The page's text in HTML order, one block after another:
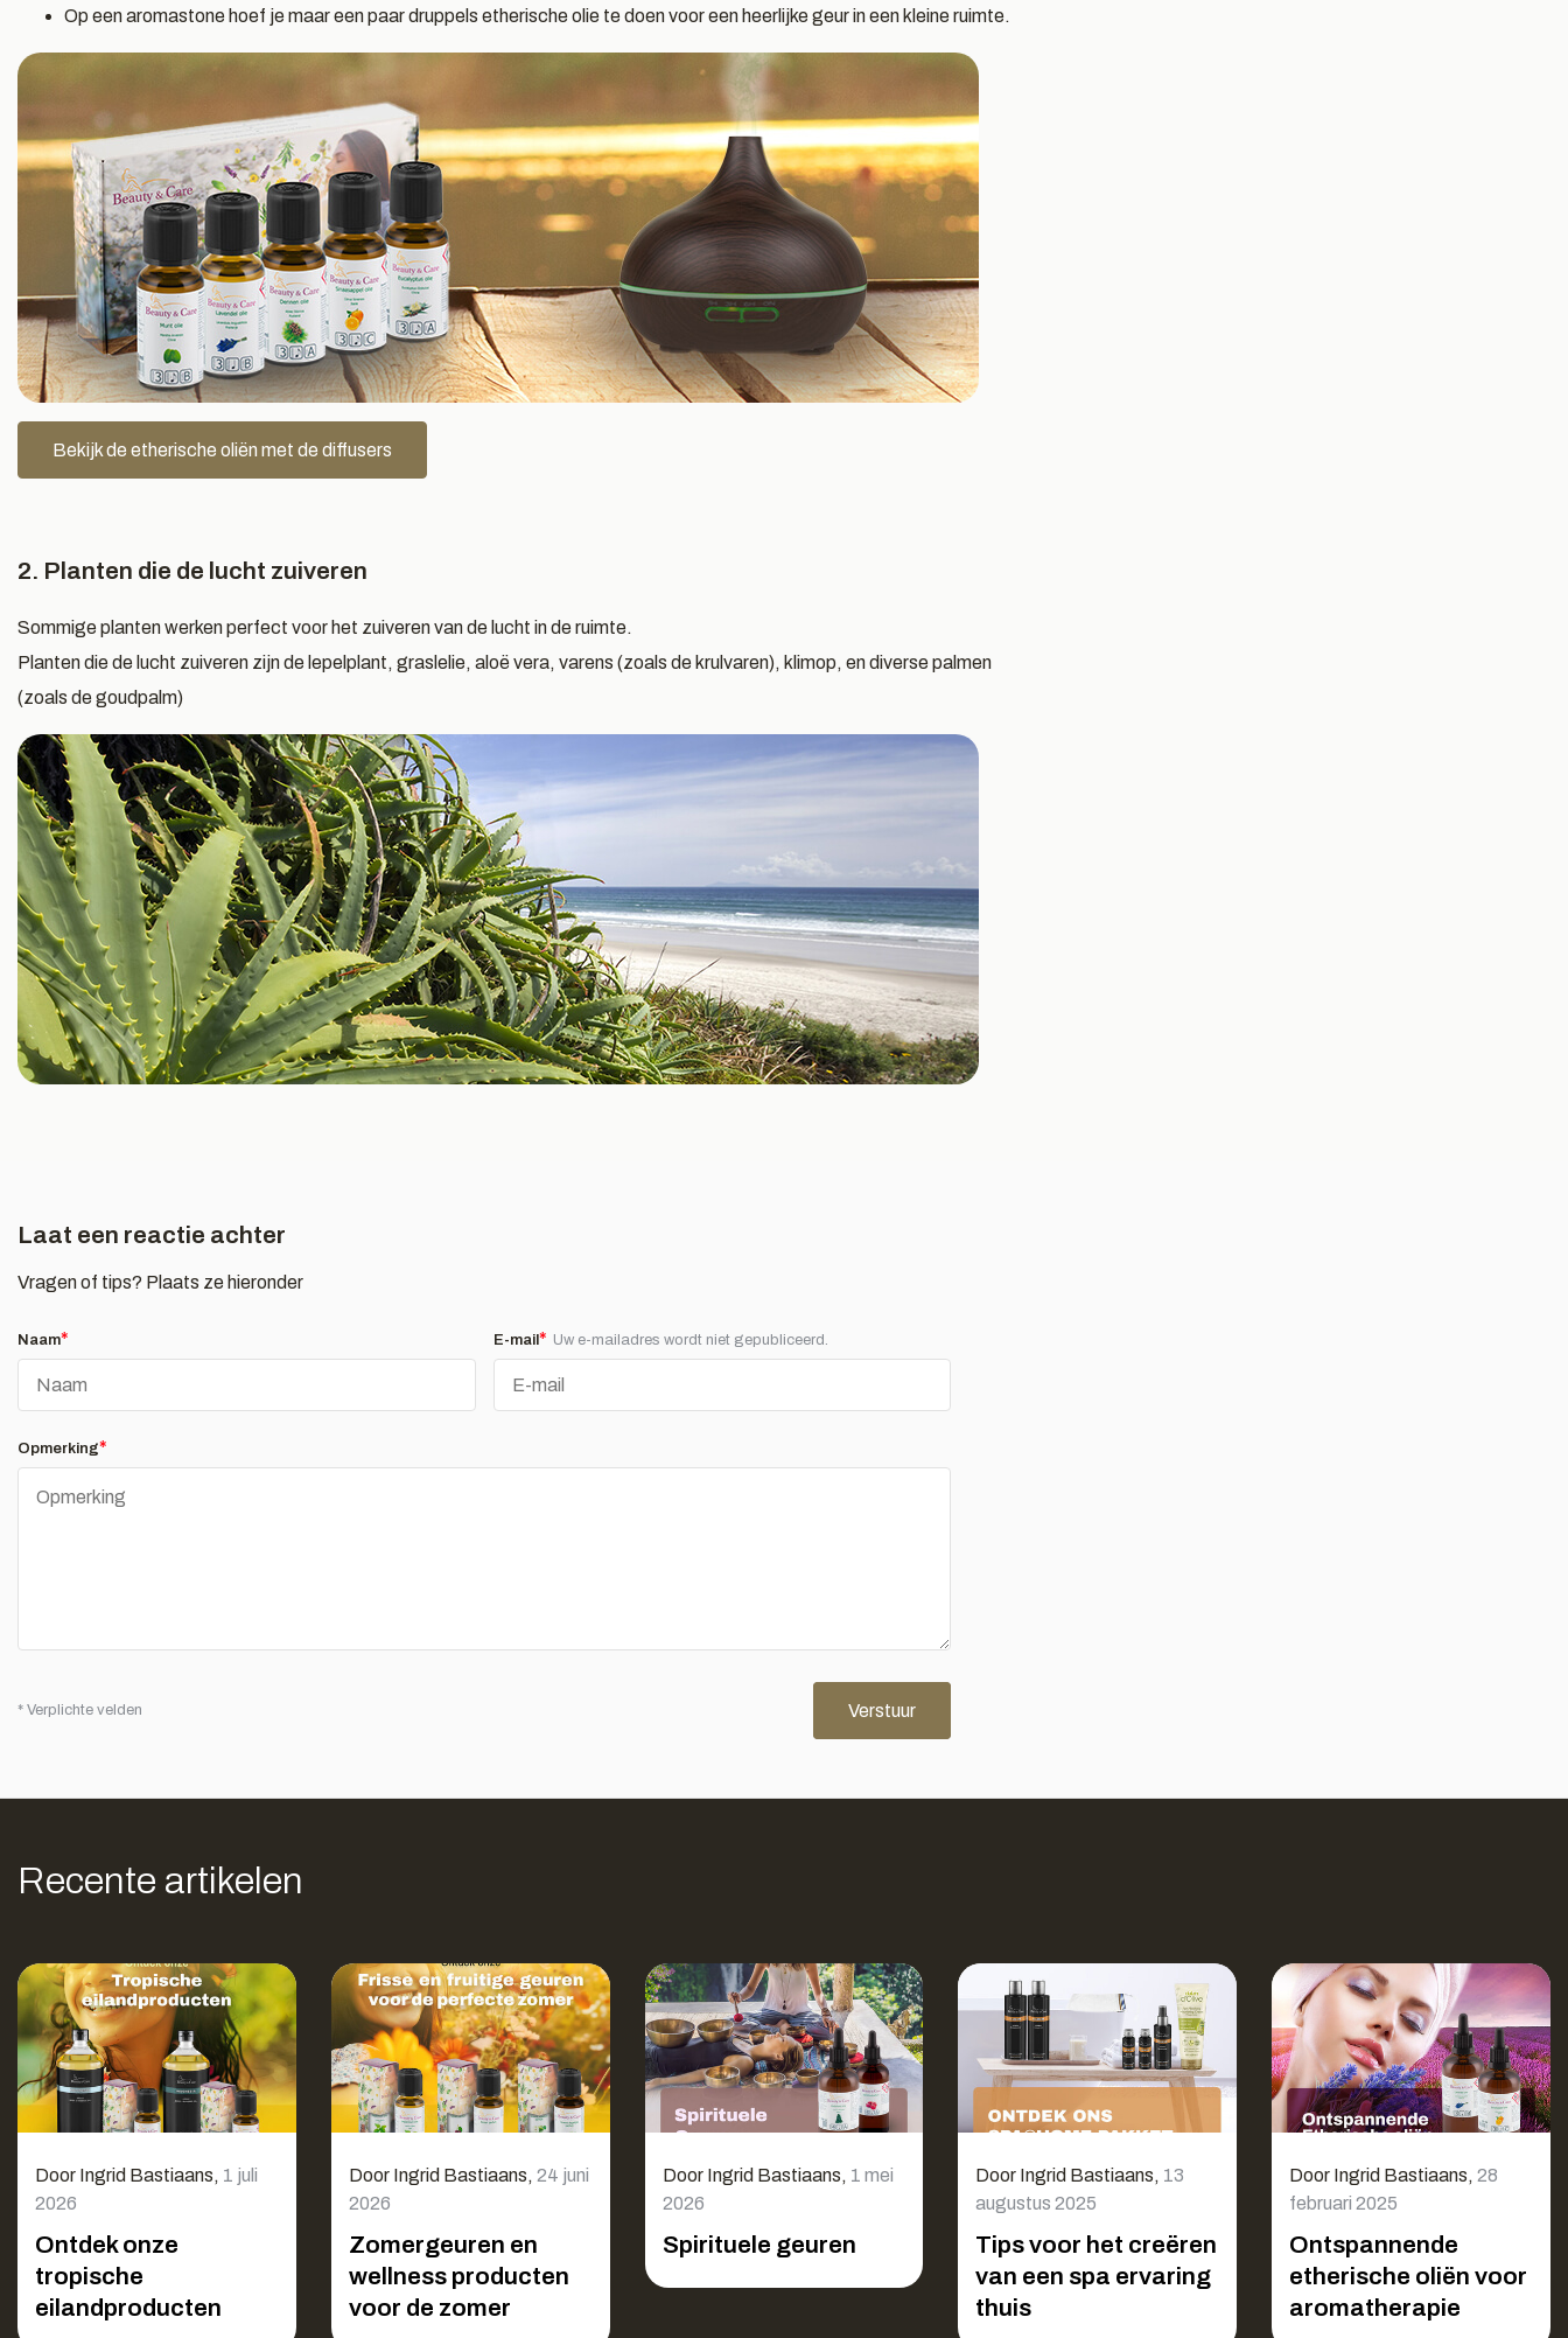
Op een aromastone hoef je maar een paar druppels etherische olie te doen voor een heerlijke geur in een kleine ruimte.
Bekijk de etherische oliën met de diffusers
2. Planten die de lucht zuiveren
Sommige planten werken perfect voor het zuiveren van de lucht in de ruimte.
Planten die de lucht zuiveren zijn de lepelplant, graslelie, aloë vera, varens (zoals de krulvaren), klimop, en diverse palmen
(zoals de goudpalm)
Laat een reactie achter
Vragen of tips? Plaats ze hieronder
Naam* E-mail* Uw e-mailadres wordt niet gepubliceerd.
Opmerking*
* Verplichte velden Verstuur
Recente artikelen
Door Ingrid Bastiaans, 1 juli
2026
Ontdek onze
tropische
eilandproducten
Door Ingrid Bastiaans, 24 juni
2026
Zomergeuren en
wellness producten
voor de zomer
Door Ingrid Bastiaans, 1 mei
2026
Spirituele geuren
Door Ingrid Bastiaans, 13
augustus 2025
Tips voor het creëren
van een spa ervaring
thuis
Door Ingrid Bastiaans,28
februari 2025
Ontspannende
etherische oliën voor
aromatherapie